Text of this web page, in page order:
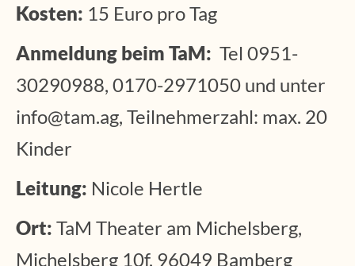
Kosten: 15 Euro pro Tag
Anmeldung beim TaM: Tel 0951-
30290988, 0170-2971050 und unter
info@tam.ag, Teilnehmerzahl: max. 20
Kinder
Leitung: Nicole Hertle
Ort: TaM Theater am Michelsberg,
Michelsberg 10f, 96049 Bamberg